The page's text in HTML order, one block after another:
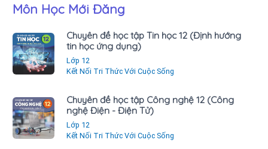
Môn Học Mới Đăng
Chuyên đề học tập Tin học 12 (Định hướng
tin học ứng dụng)
Lớp 12
Kết Nối Tri Thức Với Cuộc Sống
Chuyên đề học tập Công nghệ 12 (Công
nghệ Điện - Điện Tử)
Lớp 12
Kết Nối Tri Thức Với Cuộc Sống